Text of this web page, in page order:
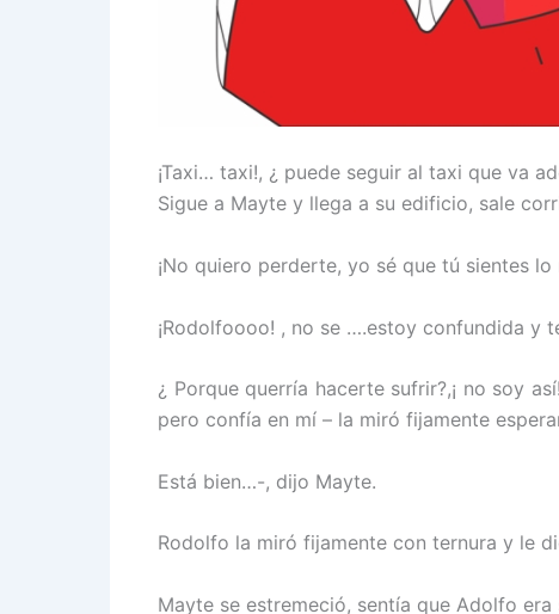
¡Taxi… taxi!, ¿ puede seguir al taxi que va
Sigue a Mayte y llega a su edificio, sale
¡No quiero perderte, yo sé que tú sientes
¡Rodolfoooo! , no se ….estoy confundida y
¿ Porque querría hacerte sufrir?,¡ no soy
pero confía en mí – la miró fijamente
Está bien…-, dijo Mayte.
Rodolfo la miró fijamente con ternura y le
Mayte se estremeció, sentía que Adolfo